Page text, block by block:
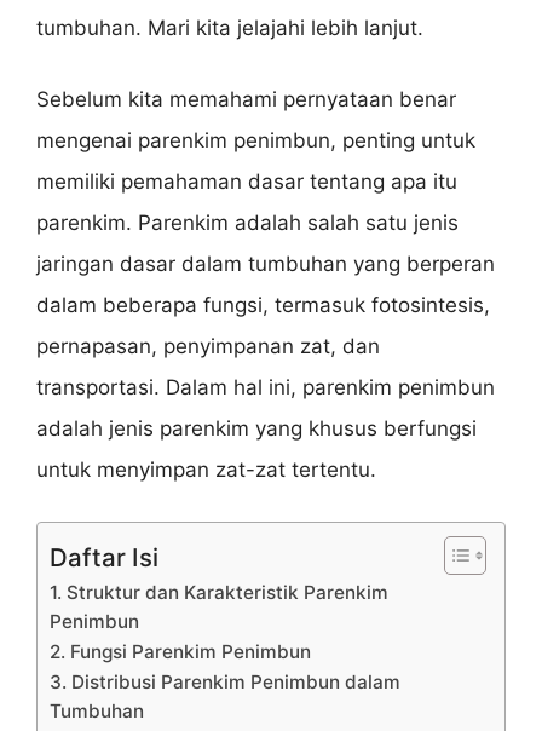
tumbuhan. Mari kita jelajahi lebih lanjut.
Sebelum kita memahami pernyataan benar
mengenai parenkim penimbun, penting untuk
memiliki pemahaman dasar tentang apa itu
parenkim. Parenkim adalah salah satu jenis
jaringan dasar dalam tumbuhan yang berperan
dalam beberapa fungsi, termasuk fotosintesis,
pernapasan, penyimpanan zat, dan
transportasi. Dalam hal ini, parenkim penimbun
adalah jenis parenkim yang khusus berfungsi
untuk menyimpan zat-zat tertentu.
Daftar Isi
1. Struktur dan Karakteristik Parenkim
Penimbun
2. Fungsi Parenkim Penimbun
3. Distribusi Parenkim Penimbun dalam
Tumbuhan